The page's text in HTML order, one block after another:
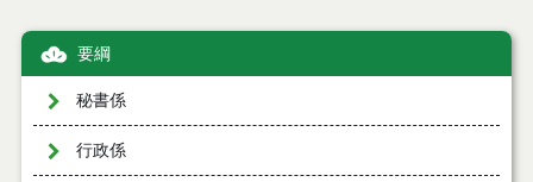
要綱
秘書係
行政係